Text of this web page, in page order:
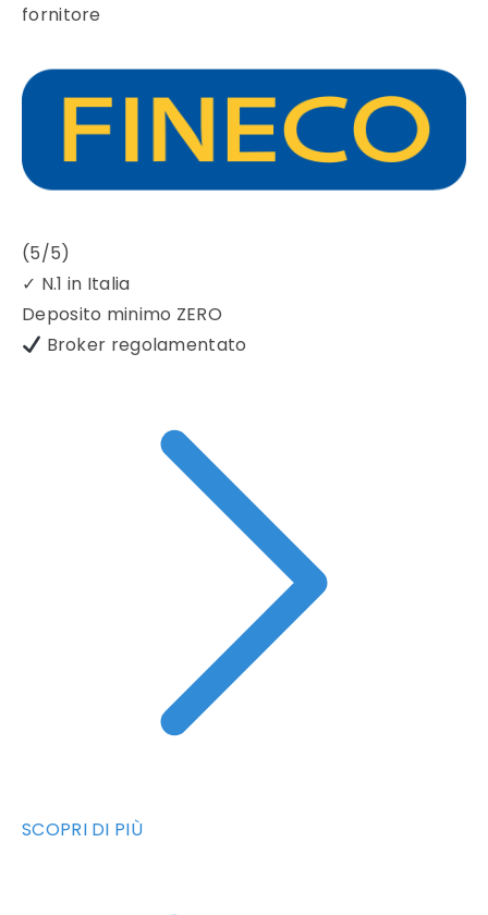
fornitore
(5/5)
✓ N.1 in Italia
Deposito minimo ZERO
Broker regolamentato
SCOPRI DI PIÙ